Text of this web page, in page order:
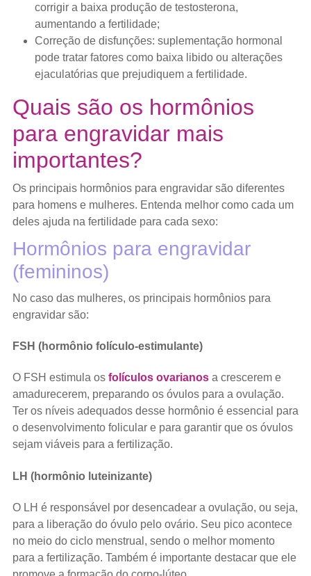
corrigir a baixa produção de testosterona,
aumentando a fertilidade;
Correção de disfunções: suplementação hormonal
pode tratar fatores como baixa libido ou alterações
ejaculatórias que prejudiquem a fertilidade.
Quais são os hormônios
para engravidar mais
importantes?
Os principais hormônios para engravidar são diferentes
para homens e mulheres. Entenda melhor como cada um
deles ajuda na fertilidade para cada sexo:
Hormônios para engravidar
(femininos)
No caso das mulheres, os principais hormônios para
engravidar são:
FSH (hormônio folículo-estimulante)
O FSH estimula os folículos ovarianosa crescerem e
amadurecerem, preparando os óvulos para a ovulação.
Ter os níveis adequados desse hormônio é essencial para
o desenvolvimento folicular e para garantir que os óvulos
sejam viáveis para a fertilização.
LH (hormônio luteinizante)
O LH é responsável por desencadear a ovulação, ou seja,
para a liberação do óvulo pelo ovário. Seu pico acontece
no meio do ciclo menstrual, sendo o melhor momento
para a fertilização. Também é importante destacar que ele